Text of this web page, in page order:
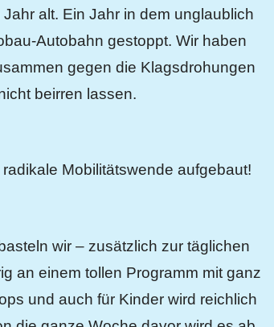
alt. Ein Jahr in dem unglaublich
Autobahn gestoppt. Wir haben
gegen die Klagsdrohungen
beirren lassen.
Mobilitätswende aufgebaut!
wir – zusätzlich zur täglichen
an einem tollen Programm mit ganz
und auch für Kinder wird reichlich